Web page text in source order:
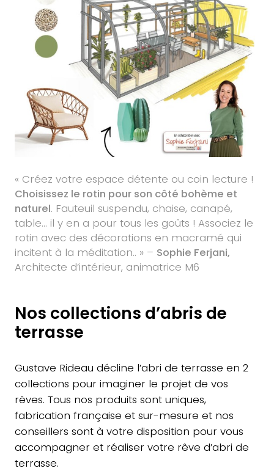
« Créez votre espace détente ou coin lecture !
Choisissez le rotin pour son côté bohème et
naturel. Fauteuil suspendu, chaise, canapé,
table… il y en a pour tous les goûts ! Associez le
rotin avec des décorations en macramé qui
incitent à la méditation.. » – Sophie Ferjani,
Architecte d’intérieur, animatrice M6
Nos collections d’abris de
terrasse
Gustave Rideau décline l’abri de terrasse en 2
collections pour imaginer le projet de vos
rêves. Tous nos produits sont uniques,
fabrication française et sur-mesure et nos
conseillers sont à votre disposition pour vous
accompagner et réaliser votre rêve d’abri de
terrasse.